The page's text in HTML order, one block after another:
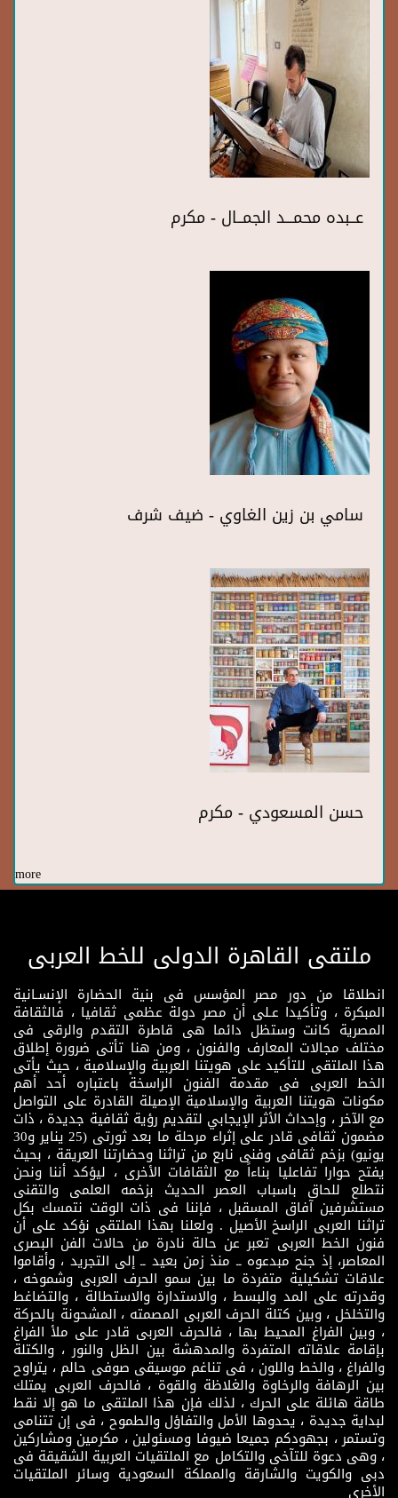
عــبده محمـــد الجمــال - مكرم
سامي بن زين الغاوي - ضيف شرف
حسن المسعودي - مكرم
more
ملتقى القاهرة الدولى للخط العربى
انطلاقا من دور مصر المؤسس فى بنية الحضارة الإنسـانية
المبكرة ، وتأكيدا عـلى أن مصر دولة عظمى ثقافيا ، فالثقافة
المصرية كانت وستظل دائما هى قاطرة التقدم والرقى فى
مختلف مجالات المعارف والفنون ، ومن هنا تأتى ضرورة إطلاق
هذا الملتقى للتأكيد على هويتنا العربية والإسلامية ، حيث يأتى
الخط العربى فى مقدمة الفنون الراسخة باعتباره أحد أهم
مكونات هويتنا العربية والإسلامية الإصيلة القادرة على التواصل
مع الآخر ، وإحداث الأثر الإيجابي لتقديم رؤية ثقافية جديدة ، ذات
مضمون ثقافى قادر على إثراء مرحلة ما بعد ثورتى (25 يناير و30
يونيو) بزخم ثقافى وفنى نابع من تراثنا وحضارتنا العريقة ، بحيث
يفتح حوارا تفاعليا بناءاً مع الثقافات الأخرى ، ليؤكد أننا ونحن
نتطلع للحاق باسباب العصر الحديث بزخمه العلمى والتقنى
مستشرفين آفاق المسقبل ، فإننا فى ذات الوقت نتمسك بكل
تراثنا العربى الراسخ الأصيل . ولعلنا بهذا الملتقى نؤكد على أن
فنون الخط العربى تعبر عن حالة نادرة من حالات الفن البصرى
المعاصر، إذ جنح مبدعوه ــ منذ زمن بعيد ــ إلى التجريد ، وأقاموا
علاقات تشكيلية متفردة ما بين سمو الحرف العربى وشموخه ،
وقدرته على المد والبسط ، والاستدارة والاستطالة ، والتضاغط
والتخلخل ، وبين كتلة الحرف العربى المصمته ، المشحونة بالحركة
، وبين الفراغ المحيط بها ، فالحرف العربى قادر على ملأ الفراغ
بإقامة علاقاته المتفردة والمدهشة بين الظل والنور ، والكتلة
والفراغ ، والخط واللون ، فى تناغم موسيقى صوفى حالم ، يتراوح
بين الرهافة والرخاوة والغلاظة والقوة ، فالحرف العربى يمتلك
طاقة هائلة على الحرك ، لذلك فإن هذا الملتقى ما هو إلا نقط
لبداية جديدة ، يحدوها الأمل والتفاؤل والطموح ، فى إن تتنامى
وتستمر ، بجهودكم جميعا ضيوفا ومسئولين ، مكرمين ومشاركين
، وهى دعوة للتآخى والتكامل مع الملتقيات العربية الشقيقة فى
دبى والكويت والشارقة والمملكة السعودية وسائر الملتقيات
الأخرى